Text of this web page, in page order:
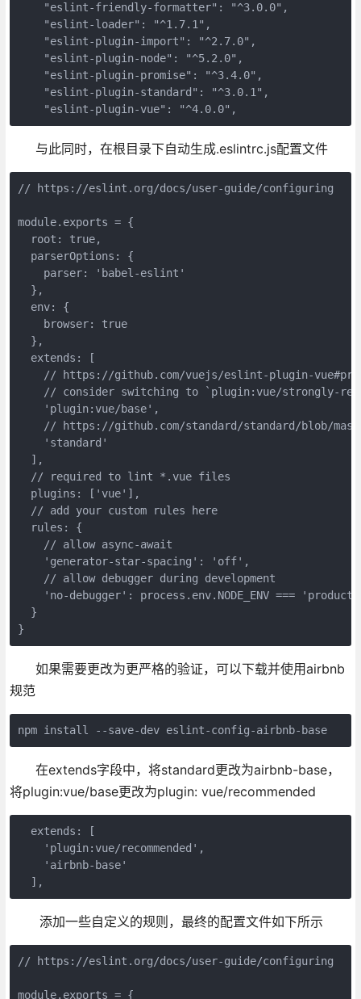
    "eslint-friendly-formatter": "^3.0.0",
    "eslint-loader": "^1.7.1",
    "eslint-plugin-import": "^2.7.0",
    "eslint-plugin-node": "^5.2.0",
    "eslint-plugin-promise": "^3.4.0",
    "eslint-plugin-standard": "^3.0.1",
    "eslint-plugin-vue": "^4.0.0",
与此同时，在根目录下自动生成.eslintrc.js配置文件
// https://eslint.org/docs/user-guide/configuring
module.exports = {
  root: true,
  parserOptions: {
    parser: 'babel-eslint'
  },
  env: {
    browser: true
  },
  extends: [
// https://github.com/vuejs/eslint-plugin-
// consider switching to `plugin:vue/strongly-
    'plugin:vue/base',
// https://github.com/standard/standard/blob/
    'standard'
  ],
  // required to lint *.vue files
  plugins: ['vue'],
  // add your custom rules here
  rules: {
    // allow async-await
    'generator-star-spacing': 'off',
    // allow debugger during development
'no-debugger': process.env.NODE_ENV ===
  }
}
如果需要更改为更严格的验证，可以下载并使用airbnb
规范
npm install --save-dev eslint-config-airbnb-base
在extends字段中，将standard更改为airbnb-base，
将plugin:vue/base更改为plugin: vue/recommended
  extends: [
    'plugin:vue/recommended',
    'airbnb-base'
  ],
添加一些自定义的规则，最终的配置文件如下所示
// https://eslint.org/docs/user-guide/configuring
module.exports = {